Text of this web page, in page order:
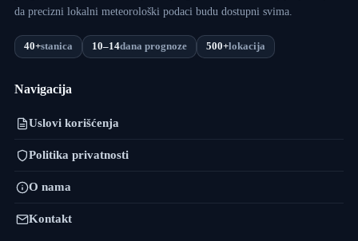
da precizni lokalni meteorološki podaci budu dostupni svima.
40+stanica 10–14dana prognoze 500+lokacija
Navigacija
Uslovi korišćenja
Politika privatnosti
O nama
Kontakt